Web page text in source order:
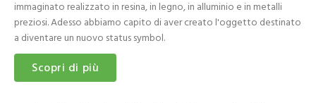
immaginato realizzato in resina, in legno, in alluminio e in metalli
preziosi. Adesso abbiamo capito di aver creato l'oggetto destinato
a diventare un nuovo status symbol.
Scopri di più